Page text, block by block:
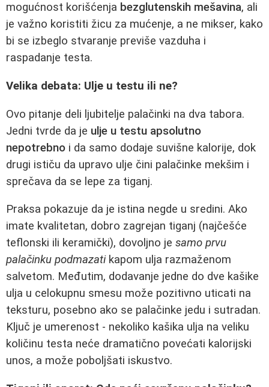
mogućnost korišćenja bezglutenskih mešavina, ali
je važno koristiti žicu za mućenje, a ne mikser, kako
bi se izbeglo stvaranje previše vazduha i
raspadanje testa.
Velika debata: Ulje u testu ili ne?
Ovo pitanje deli ljubitelje palačinki na dva tabora.
Jedni tvrde da je ulje u testu apsolutno
nepotrebno i da samo dodaje suvišne kalorije, dok
drugi ističu da upravo ulje čini palačinke mekšim i
sprečava da se lepe za tiganj.
Praksa pokazuje da je istina negde u sredini. Ako
imate kvalitetan, dobro zagrejan tiganj (najčešće
teflonski ili keramički), dovoljno je samo prvu
palačinku podmazatikapom ulja razmaženom
salvetom. Međutim, dodavanje jedne do dve kašike
ulja u celokupnu smesu može pozitivno uticati na
teksturu, posebno ako se palačinke jedu i sutradan.
Ključ je umerenost - nekoliko kašika ulja na veliku
količinu testa neće dramatično povećati kalorijski
unos, a može poboljšati iskustvo.